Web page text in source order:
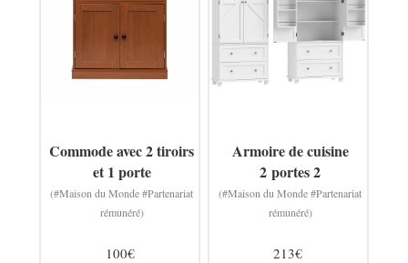
Commode avec 2 tiroirs
et 1 porte
(#Maison du Monde #Partenariat
rémunéré)
100€
Armoire de cuisine
2 portes 2
(#Maison du Monde #Partenariat
rémunéré)
213€